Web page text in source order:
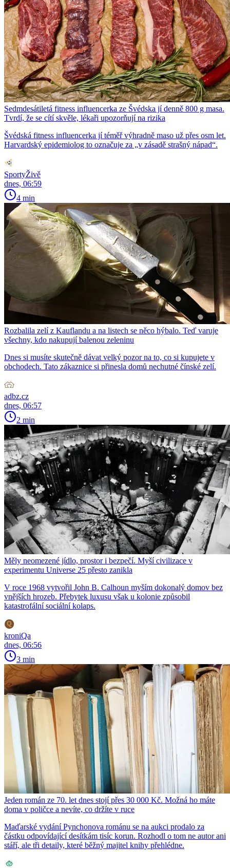
Sedmdesátiletá fitness influencerka ze Švédska jí denně 800 g masa.
Tvrdí, že se cítí skvěle, lékaři upozorňují na rizika
Švédská fitness influencerka jí téměř výhradně maso už přes osm let.
Harvardský epidemiolog to označuje za „v zásadě strašný nápad“.
SportyŽivě
dnes, 06:59
4 min
Rozbalila zelí z Kauflandu a na listech se něco hýbalo. Teď varuje
všechny, kdo nakupují balenou zeleninu
Dnes si musíte skutečně dávat velký pozor na to, co si kupujete v
obchodech. Tato zákaznice si přinesla domů nechutné čínské zelí.
adbz.cz
dnes, 06:57
2 min
Měly neomezené jídlo, prostor i bezpečí. Myší civilizace v
experimentu Universe 25 přesto zanikla
V roce 1968 vytvořil John B. Calhoun myším dokonalý domov bez
vnějších hrozeb. Přebytek luxusu však u kolonie způsobil
katastrofální sociální kolaps.
kroniQa
dnes, 06:56
3 min
Jeden román ze 70. let dnes stojí přes 30 000 Kč. Možná ho máte
doma v poličce a nevíte, co držíte v ruce
Maďarské vydání Pynchonova románu se na aukci prodalo za
částku odpovídající desítkám tisíc korun. Rozhodl o tom ne autor ani
stáří, ale tři detaily, které běžný majitel knihy přehlédne.